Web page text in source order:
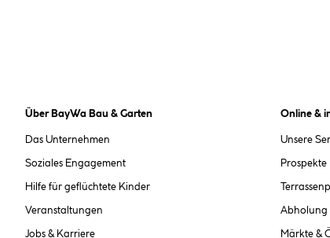
Über BayWa Bau & Garten
Das Unternehmen
Soziales Engagement
Hilfe für geflüchtete Kinder
Veranstaltungen
Jobs & Karriere
Online &
Unsere
Prospekte
Abholung
Märkte &